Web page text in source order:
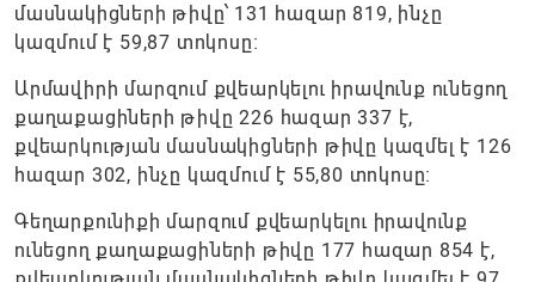
մասնակիցների թիվը՝ 131 հազար 819, ինչը
կազմում է 59,87 տոկոսը։
Արմավիրի մարզում քվեարկելու իրավունք ունեցող
քաղաքացիների թիվը 226 հազար 337 է,
քվեարկության մասնակիցների թիվը կազմել է 126
հազար 302, ինչը կազմում է 55,80 տոկոսը։
Գեղարքունիքի մարզում քվեարկելու իրավունք
ունեցող քաղաքացիների թիվը 177 հազար 854 է,